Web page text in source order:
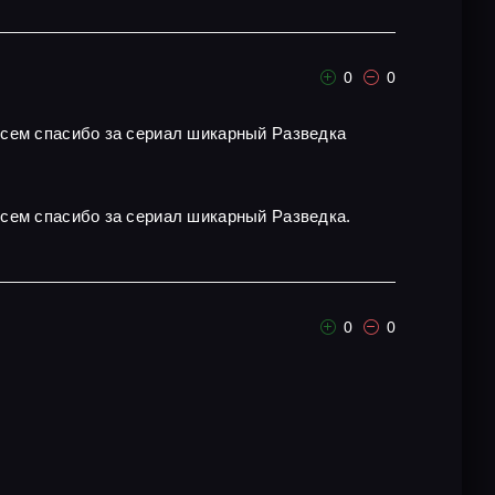
0 0
спасибо за сериал шикарный Разведка
спасибо за сериал шикарный Разведка.
0 0